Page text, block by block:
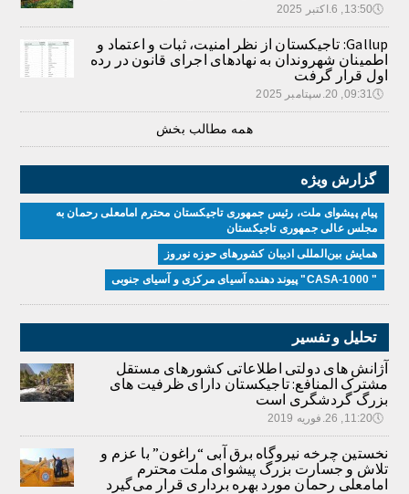
🕔13:50, 6.اکتبر 2025
Gallup: تاجیکستان از نظر امنیت، ثبات و اعتماد و
اطمینان شهروندان به نهادهای اجرای قانون در رده
اول قرار گرفت
🕔09:31, 20.سپتامبر 2025
همه مطالب بخش
گزارش ویژه
پیام پیشوای ملت، رئیس جمهوری تاجیکستان محترم امامعلی رحمان به
مجلس عالی جمهوری تاجیکستان
همایش بین‌المللی ادیبان کشور‌های حوزه نوروز
" CASA-1000" پیوند دهنده آسیای مرکزی و آسیای جنوبی
تحلیل و تفسیر
آژانش های دولتی اطلاعاتی کشورهای مستقل
مشترک المنافع: تاجیکستان دارای ظرفیت های
بزرگ گردشگری است
🕔11:20, 26.فوریه 2019
نخستین چرخه نیروگاه برق آبی “راغون” با عزم و
تلاش و جسارت بزرگ پیشوای ملت محترم
امامعلی رحمان مورد بهره برداری قرار می‌گیرد